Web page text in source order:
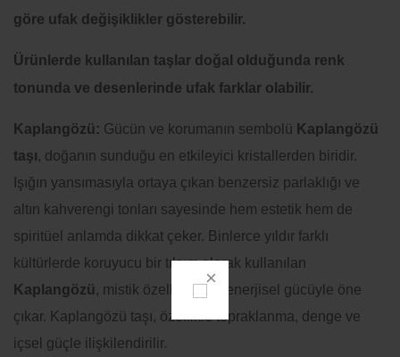
göre ufak değişiklikler gösterebilir.
Ürünlerde kullanılan taşlar doğal olduğunda renk
tonunda ve desenlerinde ufak farklar olabilir.
Kaplangözü: Gücün ve korumanın sembolü Kaplangözü
taşı, doğanın sunduğu en etkileyici kristallerden biridir.
Işığın yansımasıyla ortaya çıkan benzersiz parlaklığı ve
altın kahverengi tonları sayesinde hem estetik hem de
spiritüel anlamda dikkat çeker. Binlerce yıldır farklı
kültürlerde koruyucu bir tılsım olarak kullanılan
Kaplangözü , mistik özellikleri ve enerjisel gücüyle öne
çıkar. Kaplangözü taşı, özellikle topraklanma, denge ve
içsel güçle ilişkilendirilir.